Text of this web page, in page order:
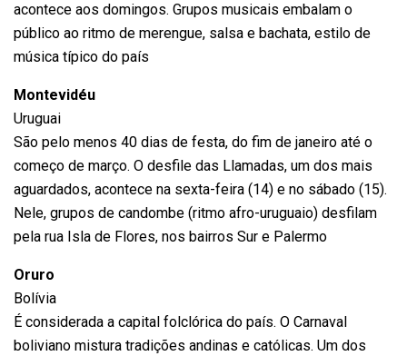
acontece aos domingos. Grupos musicais embalam o
público ao ritmo de merengue, salsa e bachata, estilo de
música típico do país
Montevidéu
Uruguai
São pelo menos 40 dias de festa, do fim de janeiro até o
começo de março. O desfile das Llamadas, um dos mais
aguardados, acontece na sexta-feira (14) e no sábado (15).
Nele, grupos de candombe (ritmo afro-uruguaio) desfilam
pela rua Isla de Flores, nos bairros Sur e Palermo
Oruro
Bolívia
É considerada a capital folclórica do país. O Carnaval
boliviano mistura tradições andinas e católicas. Um dos